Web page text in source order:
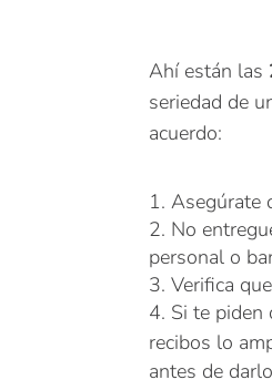
Ahí están las
seriedad de
acuerdo:
Asegúrate
No
personal o
Verifica
Si te piden
recibos lo
antes de